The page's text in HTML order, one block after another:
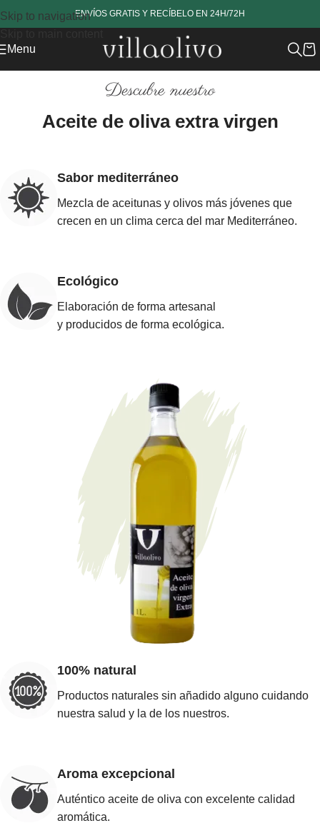
www.revestech.com
Skip to navigationENVÍOS GRATIS Y RECÍBELO EN 24H/72H
Menu
Descubre nuestro
Aceite de oliva extra virgen
Sabor mediterráneo
Mezcla de aceitunas y olivos más jóvenes que
crecen en un clima cerca del mar Mediterráneo.
Ecológico
Elaboración de forma artesanal
y producidos de forma ecológica.
100% natural
Productos naturales sin añadido alguno cuidando
nuestra salud y la de los nuestros.
Aroma excepcional
Auténtico aceite de oliva con excelente calidad
aromática.